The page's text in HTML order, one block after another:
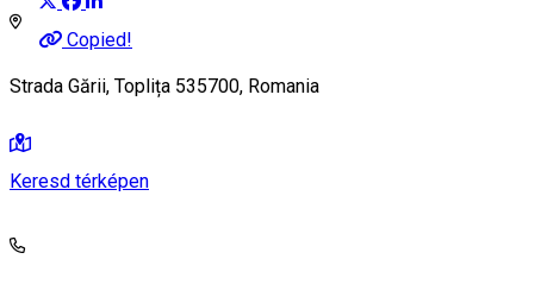
Copied!
Strada Gării, Toplița 535700, Romania
Keresd térképen